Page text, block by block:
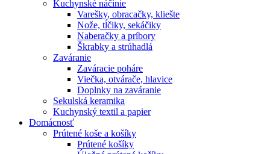
Kuchynské náčinie
Varešky, obracačky, kliešte
Nože, tĺčiky, sekáčiky
Naberačky a príbory
Škrabky a strúhadlá
Zaváranie
Zaváracie poháre
Viečka, otvárače, hlavice
Doplnky na zaváranie
Sekulská keramika
Kuchynský textil a papier
Domácnosť
Prútené koše a košíky
Prútené košíky